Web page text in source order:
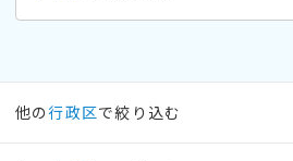
他の行政区で絞り込む